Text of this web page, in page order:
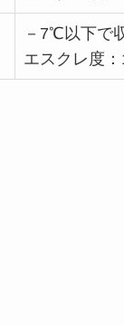
－7℃以下で
エスクレ度